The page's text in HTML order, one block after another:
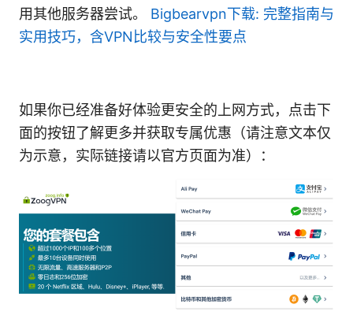
用其他服务器尝试。 Bigbearvpn下载: 完整指南与
实用技巧，含VPN比较与安全性要点
如果你已经准备好体验更安全的上网方式，点击下
面的按钮了解更多并获取专属优惠（请注意文本仅
为示意，实际链接请以官方页面为准）：